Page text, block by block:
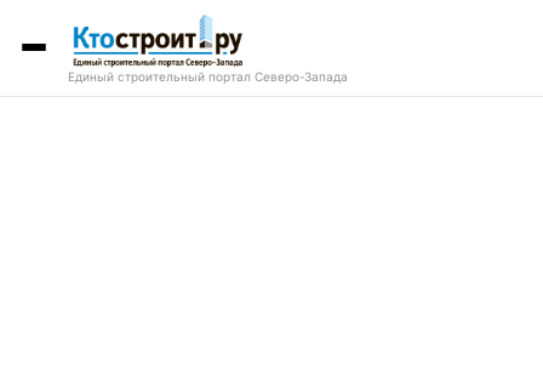
Единый строительный портал Северо-Запада